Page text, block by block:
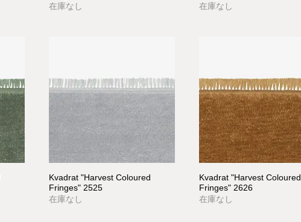
在庫なし
在庫なし
Kvadrat "Harvest Coloured
Fringes" 2525
在庫なし
Kvadrat "Harvest Coloured
Fringes" 2626
在庫なし